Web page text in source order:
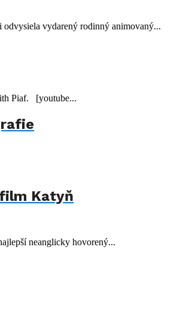
vydarený rodinný animovaný...
Piaf. [youtube...
Katyň
neanglicky hovorený...